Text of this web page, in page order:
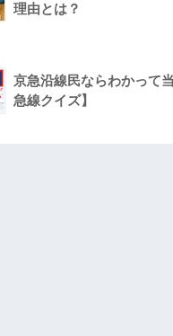
理由とは？
京急沿線民ならわかって
急線クイズ】